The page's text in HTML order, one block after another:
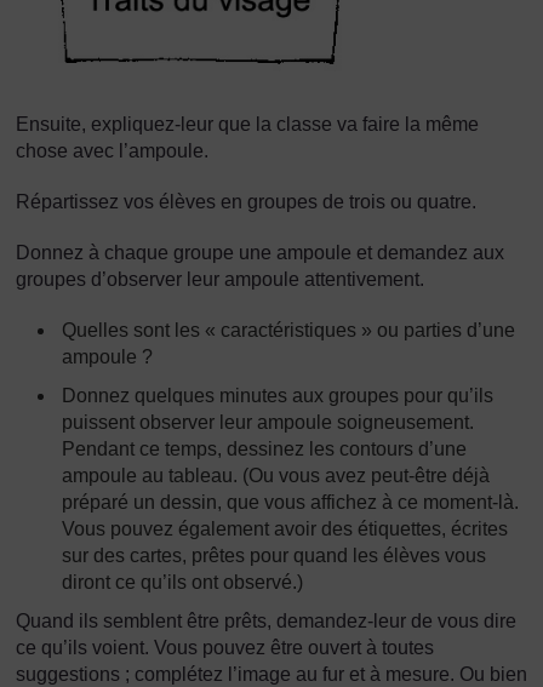
Ensuite, expliquez-leur que la classe va faire la même
chose avec l’ampoule.
Répartissez vos élèves en groupes de trois ou quatre.
Donnez à chaque groupe une ampoule et demandez aux
groupes d’observer leur ampoule attentivement.
Quelles sont les « caractéristiques » ou parties d’une
ampoule ?
Donnez quelques minutes aux groupes pour qu’ils
puissent observer leur ampoule soigneusement.
Pendant ce temps, dessinez les contours d’une
ampoule au tableau. (Ou vous avez peut-être déjà
préparé un dessin, que vous affichez à ce moment-là.
Vous pouvez également avoir des étiquettes, écrites
sur des cartes, prêtes pour quand les élèves vous
diront ce qu’ils ont observé.)
Quand ils semblent être prêts, demandez-leur de vous dire
ce qu’ils voient. Vous pouvez être ouvert à toutes
suggestions ; complétez l’image au fur et à mesure. Ou bien